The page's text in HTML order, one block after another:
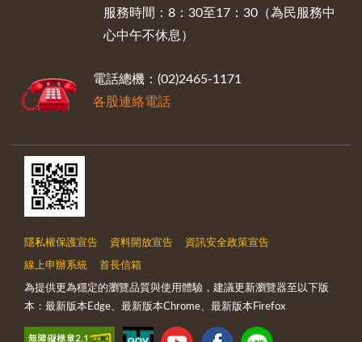
服務時間：8：30至17：30（為民服務中
心中午不休息）
電話總機：(02)2465-1171
各股連絡電話
隱私權保護宣告 資料開放宣告 資訊安全政策宣告
線上申辦系統 首長信箱
為提供更為穩定的瀏覽品質與使用體驗，建議更新瀏覽器至以下版
本：最新版本Edge、最新版本Chrome、最新版本Firefox